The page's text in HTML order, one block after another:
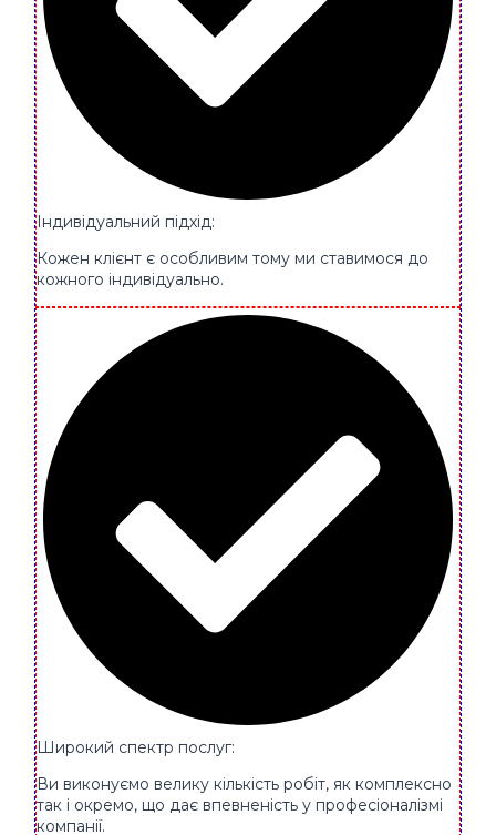
Індивідуальний підхід:
Кожен клієнт є особливим тому ми ставимося до
кожного індивідуально.
Широкий спектр послуг:
Ви виконуємо велику кількість робіт, як комплексно
так і окремо, що дає впевненість у професіоналізмі
компанії.